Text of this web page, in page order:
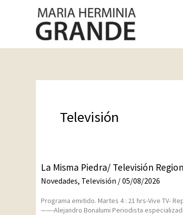
Televisión
La Misma Piedra/ Televisión
Novedades, Televisión /05/08/2026
Programa emitido. Martes 4 : 21 hrs-Vive TV-
——-Alejandro Bonalumi Periodista
La
Piedra/
Regional
y